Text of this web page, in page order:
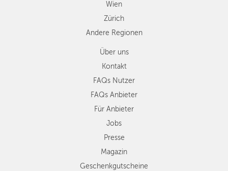
Wien
Zürich
Andere Regionen
Über uns
Kontakt
FAQs Nutzer
FAQs Anbieter
Für Anbieter
Jobs
Presse
Magazin
Geschenkgutscheine